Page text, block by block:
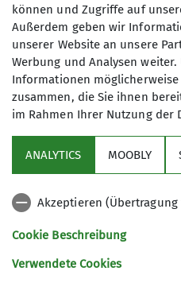
Die
das Wandern mit
Ereignis, wobei
auch schon mal
Unsere Ziele
Radius von etwa
Außer am
Woche.
Mehrmals im Jahr
Umgebung. Die
Sektion
Service
Sektion Duisburg des Deutschen
können und Zugriffe auf
Außerdem geben wir
unserer Website an unsere
Werbung und Analysen
Informationen
zusammen, die Sie ihnen
im Rahmen Ihrer Nutzung der
ANALYTICS MOOBLY
Akzeptieren
Cookie Beschreibung
Verwendete Cookies